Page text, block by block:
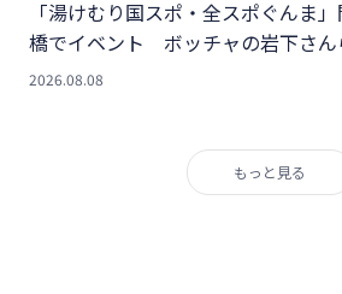
「湯けむり国スポ・全スポぐんま
橋でイベント ボッチャの岩下さん
2026.08.08
もっと見る